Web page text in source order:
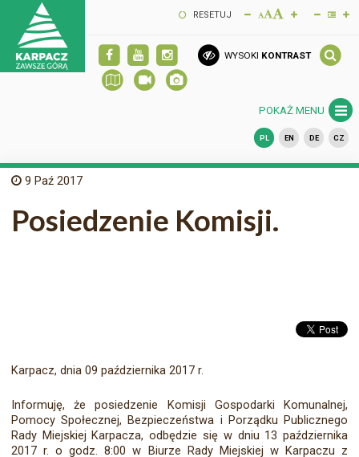
RESETUJ
WYSOKI KONTRAST
POKAŻ MENU
PL EN DE CZ
9 Paź 2017
Posiedzenie Komisji.
Karpacz, dnia 09 października 2017 r.
Informuję, że posiedzenie Komisji Gospodarki Komunalnej,
Pomocy Społecznej, Bezpieczeństwa i Porządku Publicznego
Rady Miejskiej Karpacza, odbędzie się w dniu 13 października
2017 r. o godz. 8:00 w Biurze Rady Miejskiej w Karpaczu z